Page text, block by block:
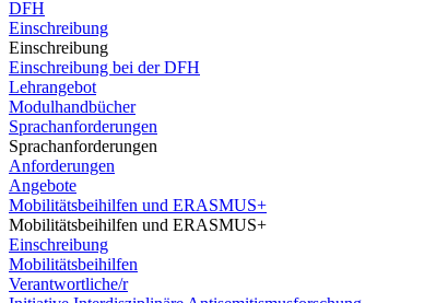
DFH
Einschreibung
Einschreibung
Einschreibung bei der DFH
Lehrangebot
Modulhandbücher
Sprachanforderungen
Sprachanforderungen
Anforderungen
Angebote
Mobilitätsbeihilfen und ERASMUS+
Mobilitätsbeihilfen und ERASMUS+
Einschreibung
Mobilitätsbeihilfen
Verantwortliche/r